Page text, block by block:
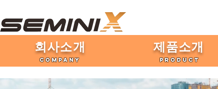
​회사소개
COMPANY
제품​소개
PRODUCT